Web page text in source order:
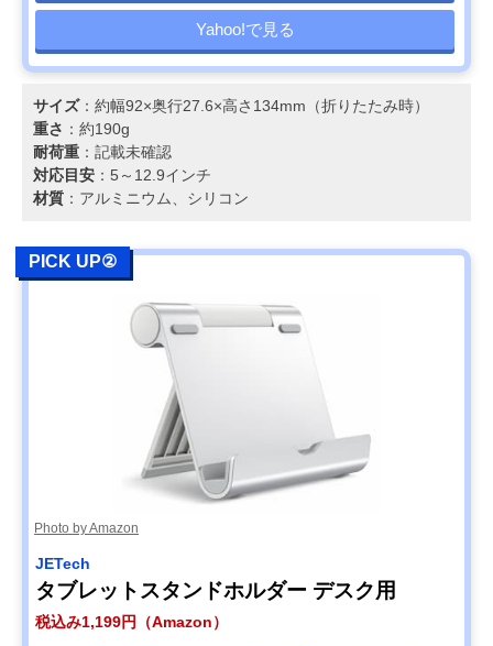
Yahoo!で見る
サイズ：約幅92×奥行27.6×高さ134mm（折りたたみ時）
重さ ：約190g
耐荷重 ：記載未確認
対応目安 ：5～12.9インチ
材質 ：アルミニウム、シリコン
PICK UP②
Photo by Amazon
JETech
タブレットスタンドホルダー デスク用
税込み1,199円（Amazon）